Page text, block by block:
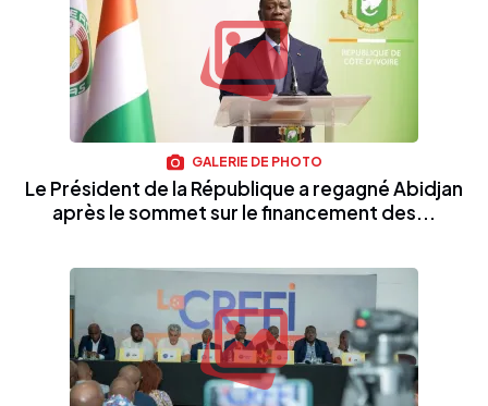
GALERIE DE PHOTO
Le Président de la République a regagné Abidjan
après le sommet sur le financement des...